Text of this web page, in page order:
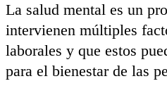
La salud mental es un
intervienen múltiples
laborales y que estos
para el bienestar de las